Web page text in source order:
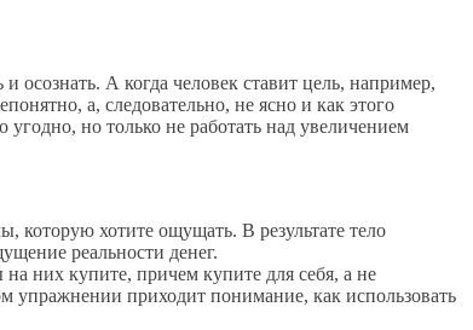
осознать. А когда человек ставит цель, например,
а, следовательно, не ясно и как этого
угодно, но только не работать над увеличением
которую хотите ощущать. В результате тело
реальности денег.
на них купите, причем купите для себя, а не
упражнении приходит понимание, как использовать